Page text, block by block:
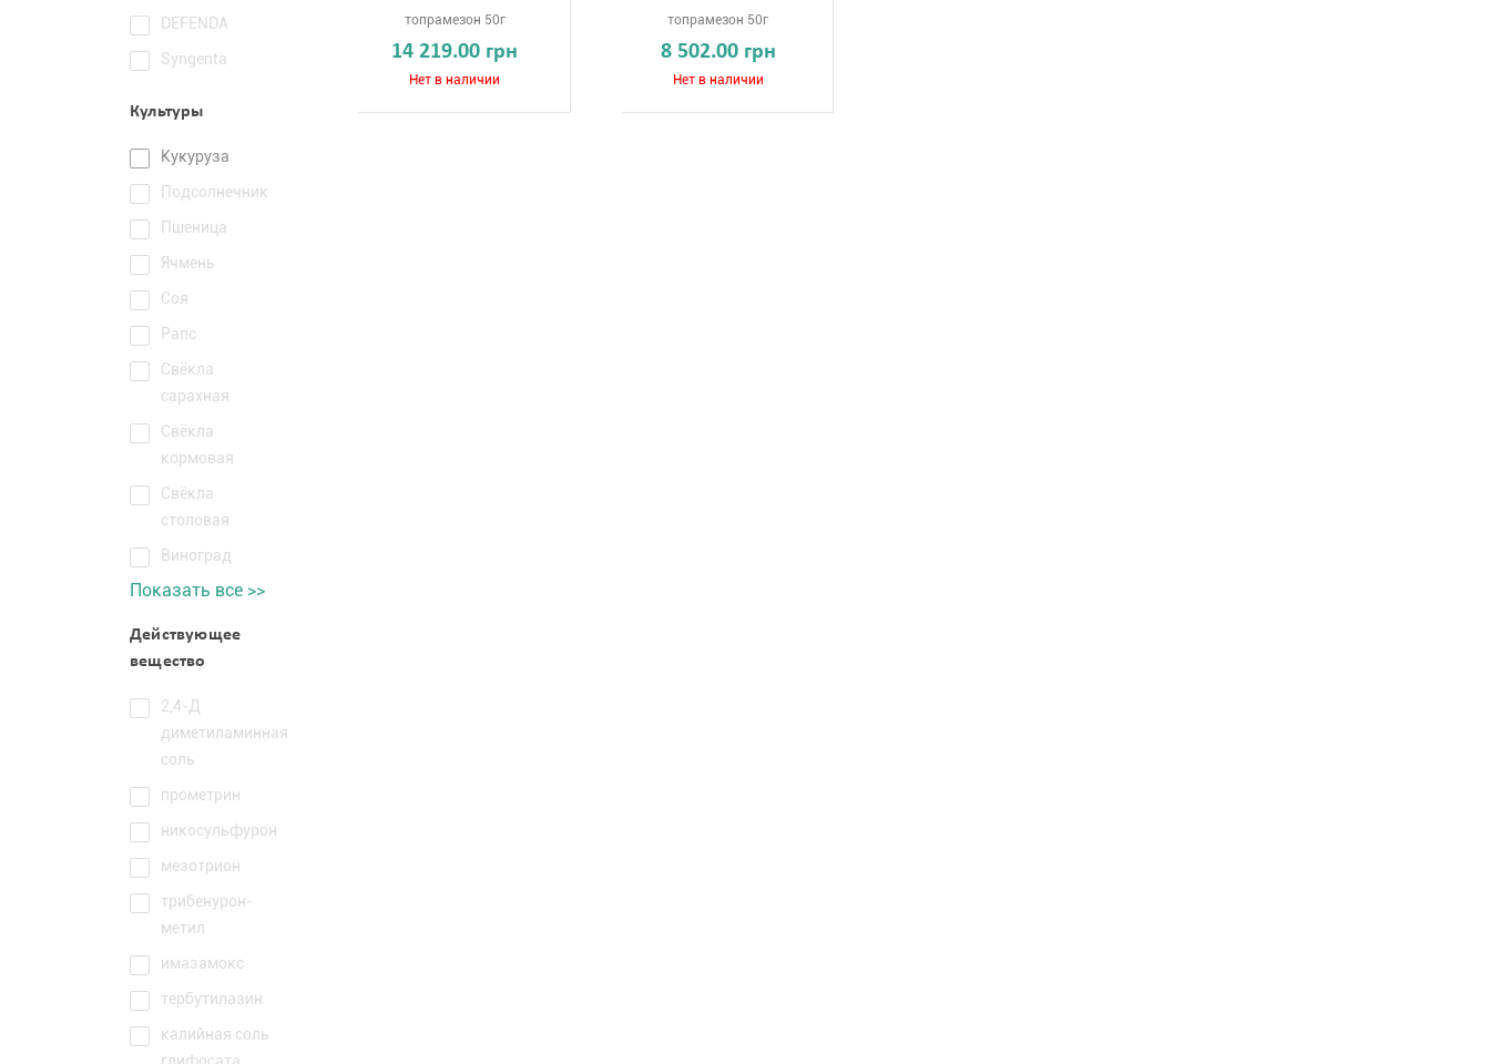
DEFENDA
Syngenta
Культуры
Кукуруза
Подсолнечник
Пшеница
Ячмень
Соя
Рапс
Свёкла
сарахная
Свёкла
кормовая
Свёкла
столовая
Виноград
Показать все >>
Действующее
вещество
2,4-Д
диметиламинная
соль
прометрин
никосульфурон
мезотрион
трибенурон-
метил
имазамокс
тербутилазин
калийная соль
топрамезон 50г
14 219.00 грн
Нет в наличии
топрамезон 50г
8 502.00 грн
Нет в наличии